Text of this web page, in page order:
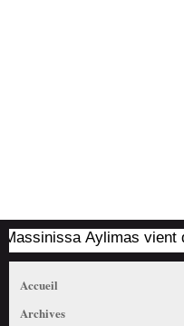
vient d'être arrêté
Accueil
Archives